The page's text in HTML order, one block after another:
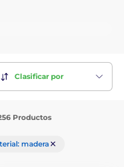
Clasificar por
Productos
madera